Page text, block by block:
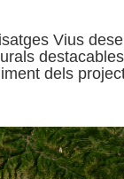
Vius
dels